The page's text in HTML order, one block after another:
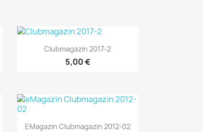
Vorschau
Clubmagazin 2017-2
5,00 €
Vorschau
EMagazin Clubmagazin 2012-02